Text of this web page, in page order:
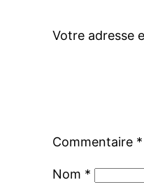
Votre adresse
Commentaire *
Nom *